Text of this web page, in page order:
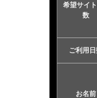
希望サイ
数
ご利用
お名前